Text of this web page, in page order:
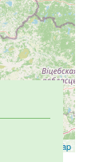
OpenStreetMap